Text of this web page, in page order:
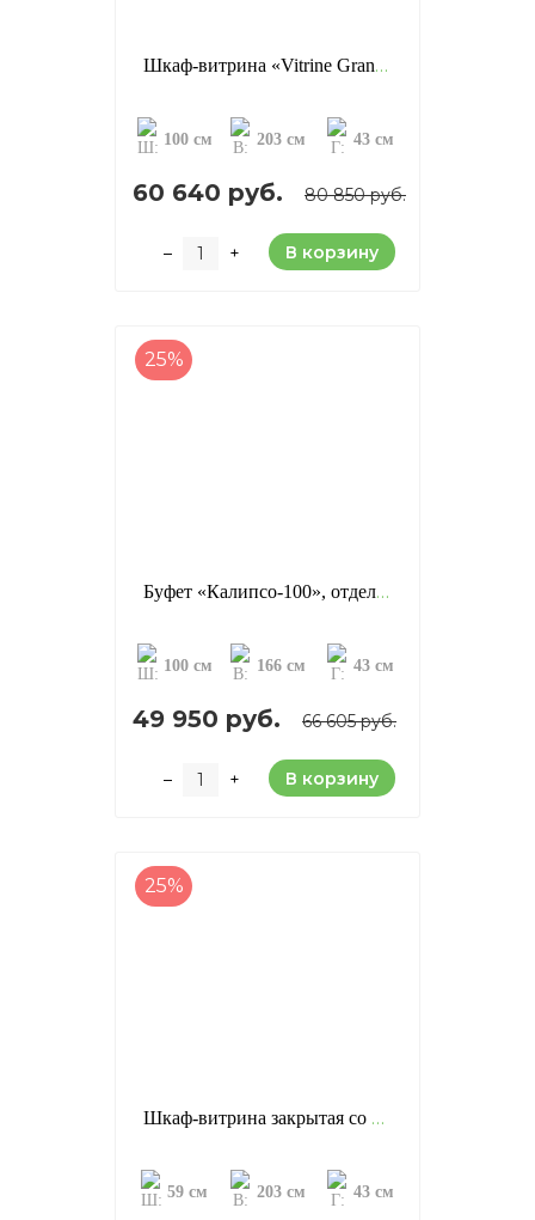
Шкаф-витрина «Vitrine Grand», отделка: старение (сосна)
100 см 203 см 43 см
60 640 руб. 80 850 руб.
– + В корзину
25%
Буфет «Калипсо-100», отделка: старение (сосна)
100 см 166 см 43 см
49 950 руб. 66 605 руб.
– + В корзину
25%
Шкаф-витрина закрытая со стеклом «Калипсо», отделка: старение (сосна)
59 см 203 см 43 см